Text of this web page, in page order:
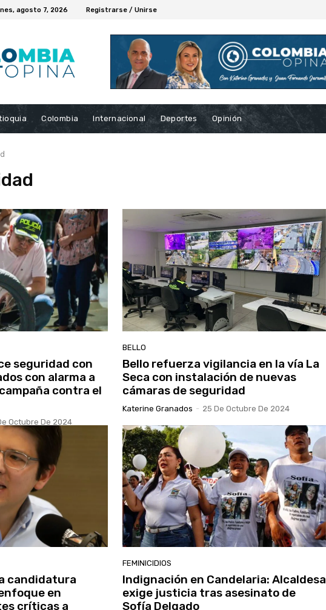
agosto 7, 2026 Registrarse / Unirse
Colombia Internacional Deportes Opinión
seguridad con
con alarma a
contra el
Octubre De 2024
BELLO
Bello refuerza vigilancia en la vía La
Seca con instalación de nuevas
cámaras de seguridad
Katerine Granados - 25 De Octubre De 2024
candidatura
en
críticas a
FEMINICIDIOS
Indignación en Candelaria: Alcaldesa
exige justicia tras asesinato de
Sofía Delgado